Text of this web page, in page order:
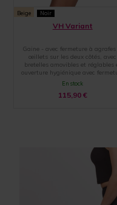
Beige Noir
VH Variant
Gaine - avec fermeture à agrafes
œillets sur les deux côtés, avec
bretelles amovibles et réglables
ouverture hygiénique avec
par agrafes et œillets
En stock
115,90 €